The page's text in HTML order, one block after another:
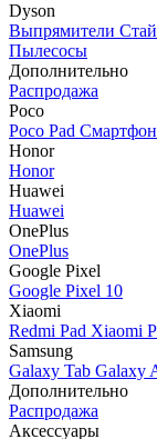
Dyson
Выпрямители
Пылесосы
Дополнительно
Распродажа
Poco
Poco Pad
Honor
Honor
Huawei
Huawei
OnePlus
OnePlus
Google Pixel
Google Pixel 10
Xiaomi
Redmi Pad Xiaomi
Samsung
Galaxy Tab Galaxy
Дополнительно
Распродажа
Аксессуары